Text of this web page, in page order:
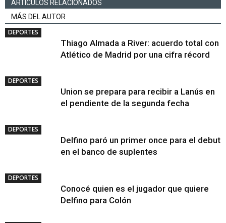
ARTICULOS RELACIONADOS
MÁS DEL AUTOR
DEPORTES
Thiago Almada a River: acuerdo total con
Atlético de Madrid por una cifra récord
DEPORTES
Union se prepara para recibir a Lanús en
el pendiente de la segunda fecha
DEPORTES
Delfino paró un primer once para el debut
en el banco de suplentes
DEPORTES
Conocé quien es el jugador que quiere
Delfino para Colón